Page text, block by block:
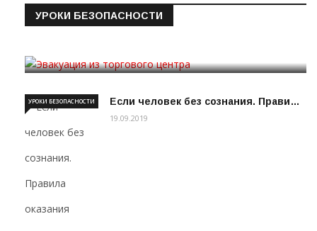
УРОКИ БЕЗОПАСНОСТИ
Если человек без сознания. Прави…
УРОКИ БЕЗОПАСНОСТИ
19.09.2019